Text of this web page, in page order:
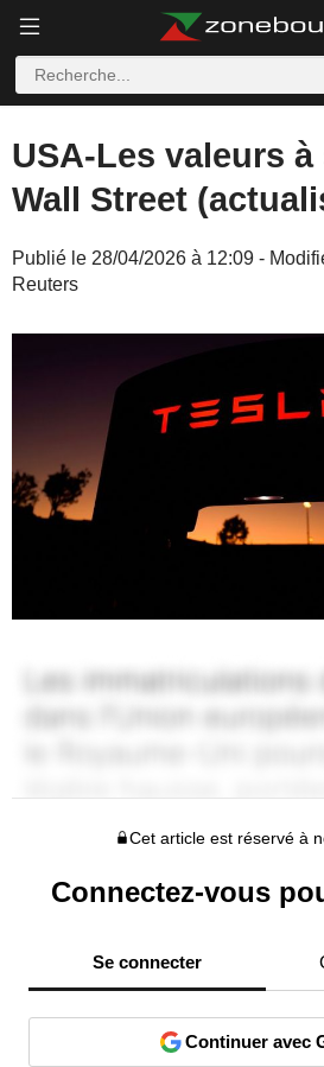
USA-Les valeurs
Wall Street
Publié le 28/04/2026 à 12:09 -
Reuters
Cet article est réservé à
Connectez-vous
Se connecter
Continuer avec